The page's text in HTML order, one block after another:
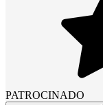
PATROCINADO